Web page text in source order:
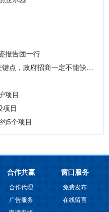
报告团一行
项目
项目
5个项目
合作共赢
合作代理
广告服务
窗口服务
免费发布
在线留言